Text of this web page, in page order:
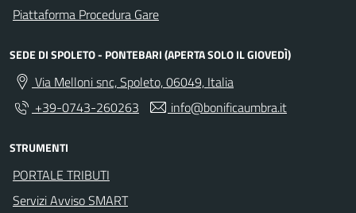
Piattaforma Procedura Gare
SEDE DI SPOLETO - PONTEBARI (APERTA SOLO IL GIOVEDÌ)
Via Melloni snc, Spoleto, 06049, Italia
+39-0743-260263
info@bonificaumbra.it
STRUMENTI
PORTALE TRIBUTI
Servizi Avviso SMART